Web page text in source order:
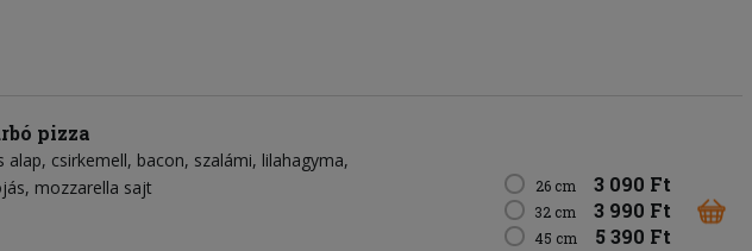
pizza
alap csirkemell bacon szalámi lilahagyma
mozzarella sajt 26 cm 3 090 Ft
32 cm 3 990 Ft
45 cm 5 390 Ft